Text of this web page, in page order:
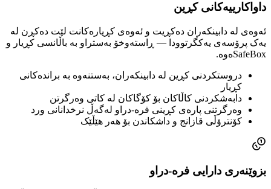
داواکارییەکانی کڕین
ئەوەی لە دابینکەران دەکڕیت و ئەوەی کڕیارەکانت لێت دەکڕن لە
یەک پرۆسەی یەکگرتوودا — ڕاستەوخۆ بەستراو بە باڵانسی کڕیار و
SafeBoxەوە.
دروستکردنی کڕین لە دابینکەران، بەستنەوە بە براندەکانی
کڕیار
دابەشکردنی کاڵاکان بۆ کۆگاکان لە کاتی وەرگرتن
وەرگرتنی پارەی کڕینی فرە-دراو لەگەڵ نرخدانانی ورد
کۆنترۆڵی قازانج و داشکاندن بۆ هەر هێڵێک
بزوێنەری دارایی فرە-دراو